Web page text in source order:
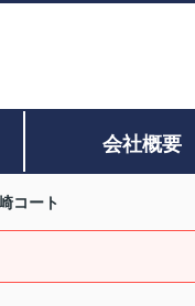
会社概要
コート